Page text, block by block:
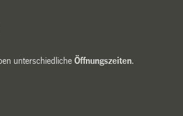
unterschiedlicheÖffnungszeiten.